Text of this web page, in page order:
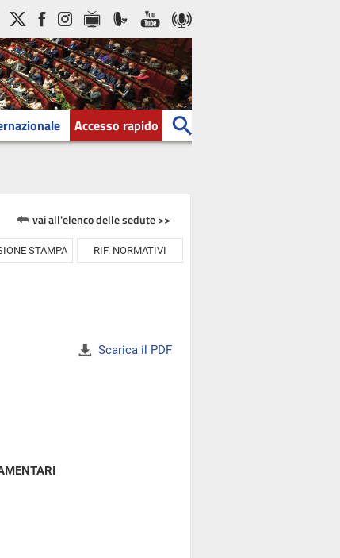
Accesso rapido
vai all'elenco delle sedute >>
STAMPA RIF. NORMATIVI
Scarica il PDF